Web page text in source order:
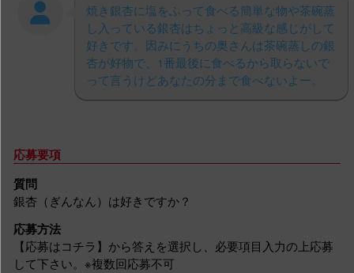
焼き銀杏に塩をふって食べる簡単な物や茶碗蒸
し入っている銀杏はちょっと高級な感じがして
好きです。因みにうちの奥さんは茶碗蒸しの銀
杏が好物で、1番最後に食べるから取らないで
って言うけどあなたの分まで食べないよー。
応募要項
質問
銀杏（ぎんなん）は好きですか？
応募方法
【応募はコチラ】から答えを選択し、必要項目入力の上応募
して下さい。※複数回応募不可